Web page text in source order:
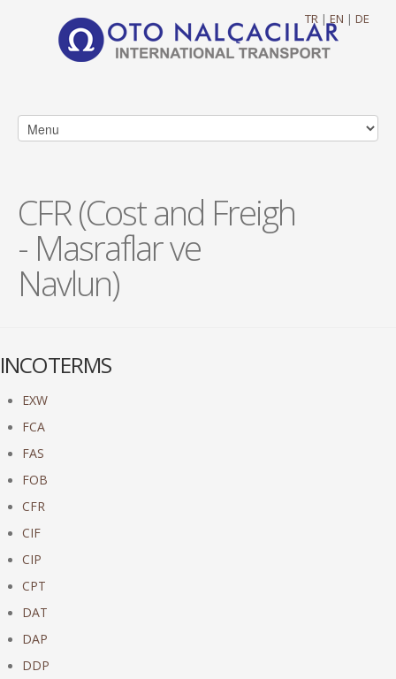
TR | EN | DE
CFR (Cost and Freigh
- Masraflar ve
Navlun)
INCOTERMS
EXW
FCA
FAS
FOB
CFR
CIF
CIP
CPT
DAT
DAP
DDP